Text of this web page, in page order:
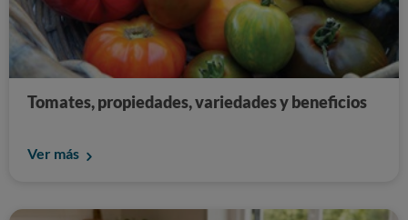
Tomates, propiedades, variedades y beneficios
Ver más